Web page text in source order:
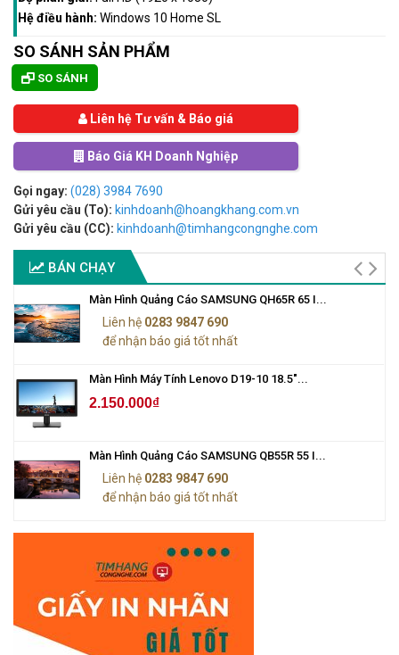
Hệ điều hành: Windows 10 Home SL
SO SÁNH SẢN PHẨM
SO SÁNH
Liên hệ Tư vấn & Báo giá
Báo Giá KH Doanh Nghiệp
Gọi ngay: (028) 3984 7690
Gửi yêu cầu (To): kinhdoanh@hoangkhang.com.vn
Gửi yêu cầu (CC): kinhdoanh@timhangcongnghe.com
BÁN CHẠY
Màn Hình Quảng Cáo SAMSUNG QH65R 65 I...
Liên hệ 0283 9847 690
để nhận báo giá tốt nhất
Màn Hình Máy Tính Lenovo D19-10 18.5"...
2.150.000₫
Màn Hình Quảng Cáo SAMSUNG QB55R 55 I...
Liên hệ 0283 9847 690
để nhận báo giá tốt nhất